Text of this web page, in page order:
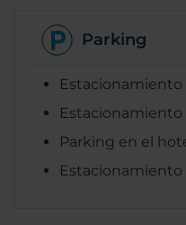
Parking
Estacionamiento
Parking en el
Estacionamiento